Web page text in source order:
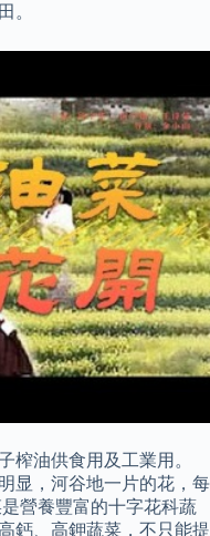
。
榨油供食用及工業用。
显，河谷地一片的花，每
營養豐富的十字花科蔬
鈣、高鉀蔬菜，不只能提